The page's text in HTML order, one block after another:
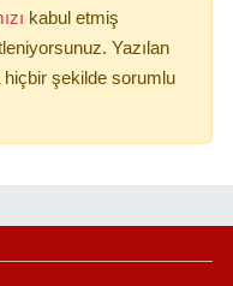
kabul etmiş
Yazılan
şekilde sorumlu